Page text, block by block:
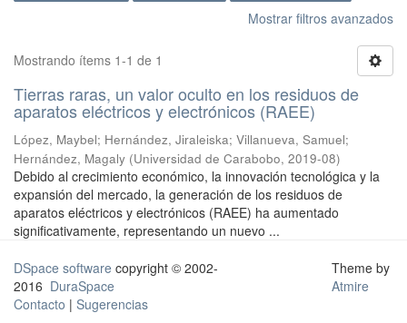
Mostrar filtros avanzados
Mostrando ítems 1-1 de 1
Tierras raras, un valor oculto en los residuos de
aparatos eléctricos y electrónicos (RAEE)
López, Maybel; Hernández, Jiraleiska; Villanueva, Samuel;
Hernández, Magaly (Universidad de Carabobo, 2019-08)
Debido al crecimiento económico, la innovación tecnológica y la
expansión del mercado, la generación de los residuos de
aparatos eléctricos y electrónicos (RAEE) ha aumentado
significativamente, representando un nuevo ...
DSpace software copyright © 2002-
2016 DuraSpace
Contacto | Sugerencias
Theme by
Atmire